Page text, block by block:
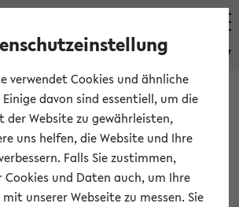
eKVV
an jetzt
gefunden!
verwendet Cookies und ähnliche
davon sind essentiell, um die
Website zu gewährleisten,
uns helfen, die Website und Ihre
Falls Sie zustimmen,
Cookies und Daten auch, um Ihre
unserer Webseite zu messen. Sie